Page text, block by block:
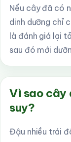
Nếu cây đã có
dinh dưỡng chỉ
là đánh giá lại
sau đó mới
Vì sao cây
suy?
Đậu nhiều trái